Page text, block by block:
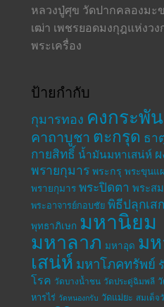
หลวงปู่ศุข วัดปากคลองมะ
เฒ่า เพชรยอดมงกุฎแห่งวง
พระเครื่อง
ป้ายกำกับ
กุมารทอง คงกระพัน
คาถาบูชา ตะกรุด ธา
กายสิทธิ์ น้ำมันมหาเสน่ห์
พรายกุมาร พระกรุ พระขุนแ
พรายกุมาร พระปิดตา พระส
พระอาจารย์กอบชัย พิธีปลุกเสก
พุทธาภิเษก มหานิยม
มหาลาภ มหาอุด ม
เสน่ห์ มหาโภคทรัพย์
โรค วัดบางน้ำชน วัดประดู่ฉิมพลี
หารไร่ วัดหนองกรับ วัดแม่ยะ สมเด็จ